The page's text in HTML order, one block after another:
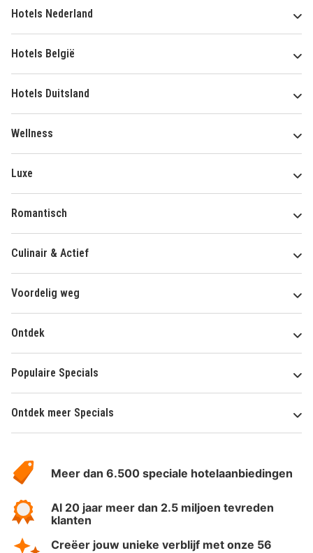
Hotels Nederland
Hotels België
Hotels Duitsland
Wellness
Luxe
Romantisch
Culinair & Actief
Voordelig weg
Ontdek
Populaire Specials
Ontdek meer Specials
HotelSpecials
Meer dan 6.500 speciale hotelaanbiedingen
Al 20 jaar meer dan 2.5 miljoen tevreden
klanten
Creëer jouw unieke verblijf met onze 56